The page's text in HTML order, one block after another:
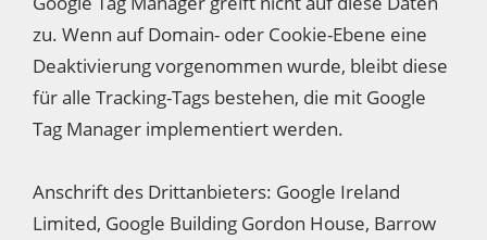
zu. Wenn auf Domain- oder Cookie-Ebene eine
Deaktivierung vorgenommen wurde, bleibt diese
für alle Tracking-Tags bestehen, die mit Google
Tag Manager implementiert werden.
Anschrift des Drittanbieters: Google Ireland
Limited, Google Building Gordon House, Barrow